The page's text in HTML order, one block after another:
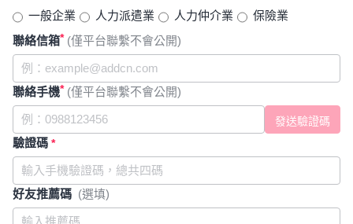
一般企業 人力派遣業 人力仲介業
保險業
聯絡信箱* (僅平台聯繫不會公開)
聯絡手機* (僅平台聯繫不會公開)
驗證碼 *
好友推薦碼 (選填)